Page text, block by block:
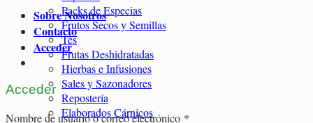
Packs de Especias
Frutos Secos y Semillas
Tés
Frutas Deshidratadas
Hierbas e Infusiones
Sales y Sazonadores
Repostería
Elaborados Cárnicos
Sobre Nosotros
Contacto
Acceder
Acceder
Nombre de usuario o correo electrónico *